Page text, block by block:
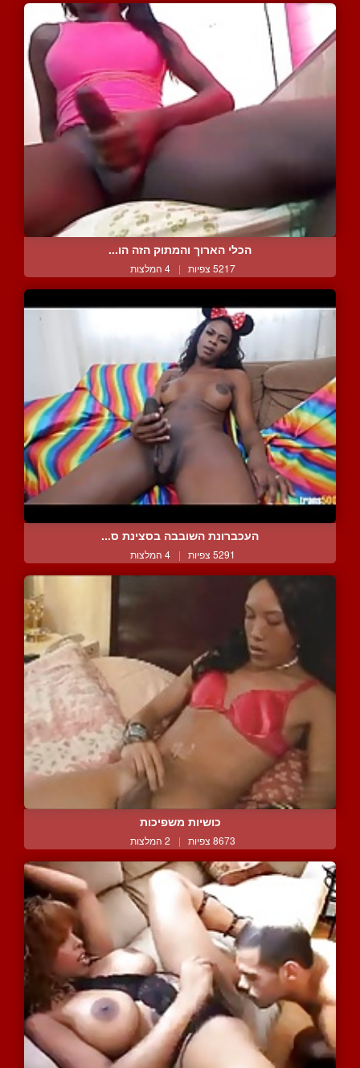
הכלי הארוך והמתוק הזה הו...
5217 צפיות | 4 המלצות
העכברונת השובבה בסצינת ס...
5291 צפיות | 4 המלצות
כושיות משפיכות
8673 צפיות | 2 המלצות